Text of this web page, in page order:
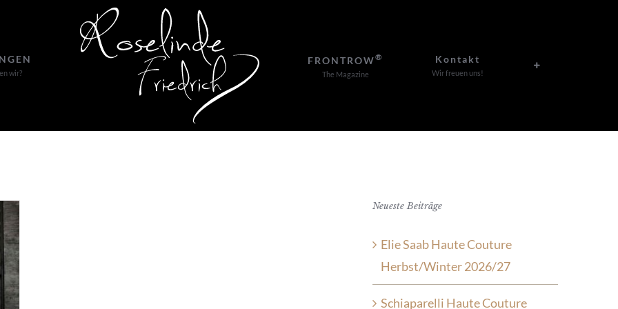
wir?
FRONTROW®
The Magazine
Kontakt
Wir freuen uns!
Neueste Beiträge
Elie Saab Haute Couture
Herbst/Winter 2026/27
Schiaparelli Haute Couture